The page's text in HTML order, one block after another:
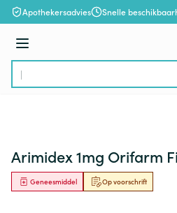
Ga naar de inhoud
Apothekersadvies Snelle
Menu
Product, merk, categorie...
Arimidex 1mg Orifarm
Op voorschrift
Geneesmiddel